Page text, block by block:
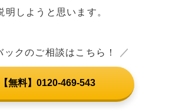
しようと思います。
ックのご相談はこちら！ ／
無料】0120-469-543